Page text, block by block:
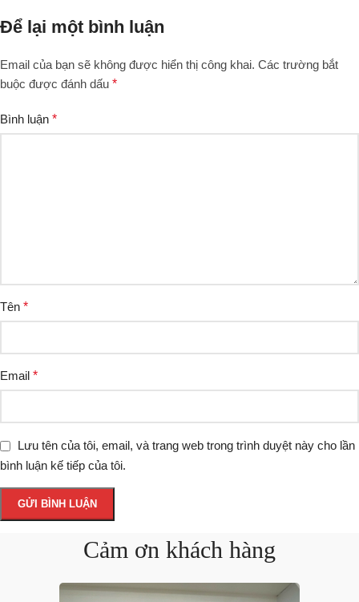
Để lại một bình luận
Email của bạn sẽ không được hiển thị công khai. Các trường bắt
buộc được đánh dấu *
Bình luận *
Tên *
Email *
Lưu tên của tôi, email, và trang web trong trình duyệt này cho lần
bình luận kế tiếp của tôi.
Cảm ơn khách hàng